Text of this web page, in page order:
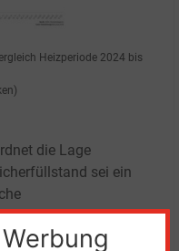
Heizperiode 2024 bis
die Lage
sei ein
nicht allein
mit. Deutschland